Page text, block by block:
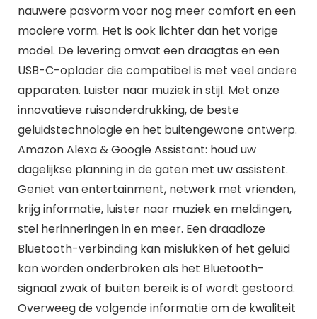
nauwere pasvorm voor nog meer comfort en een
mooiere vorm. Het is ook lichter dan het vorige
model. De levering omvat een draagtas en een
USB-C-oplader die compatibel is met veel andere
apparaten. Luister naar muziek in stijl. Met onze
innovatieve ruisonderdrukking, de beste
geluidstechnologie en het buitengewone ontwerp.
Amazon Alexa & Google Assistant: houd uw
dagelijkse planning in de gaten met uw assistent.
Geniet van entertainment, netwerk met vrienden,
krijg informatie, luister naar muziek en meldingen,
stel herinneringen in en meer. Een draadloze
Bluetooth-verbinding kan mislukken of het geluid
kan worden onderbroken als het Bluetooth-
signaal zwak of buiten bereik is of wordt gestoord.
Overweeg de volgende informatie om de kwaliteit